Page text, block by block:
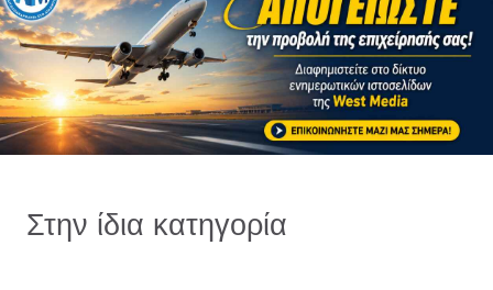
Στην ίδια κατηγορία